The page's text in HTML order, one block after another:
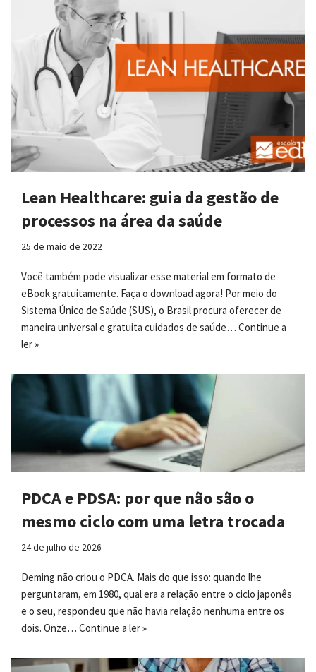
Lean Healthcare: guia da gestão de
processos na área da saúde
25 de maio de 2022
Você também pode visualizar esse material em formato de
eBook gratuitamente. Faça o download agora! Por meio do
Sistema Único de Saúde (SUS), o Brasil procura oferecer de
maneira universal e gratuita cuidados de saúde… Continue a
ler »
PDCA e PDSA: por que não são o
mesmo ciclo com uma letra trocada
24 de julho de 2026
Deming não criou o PDCA. Mais do que isso: quando lhe
perguntaram, em 1980, qual era a relação entre o ciclo japonês
e o seu, respondeu que não havia relação nenhuma entre os
dois. Onze… Continue a ler »